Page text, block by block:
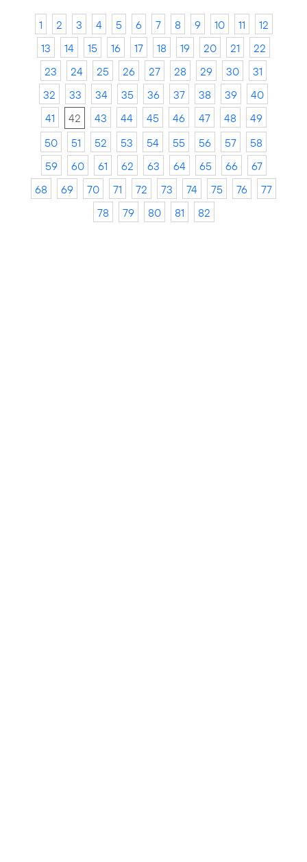
1 2 3 4 5 6 7 8 9 10 11
12
13
14 15 16 17 18 19 20 21
22
23
24 25 26 27 28 29 30
31
32
33 34 35 36 37 38 39
40
41
42 43 44 45 46 47 48
49
50
51 52 53 54 55 56 57
58
59
60 61 62 63 64 65 66
67
68
69 70 71 72 73 74 75 76
77
78
79 80 81 82